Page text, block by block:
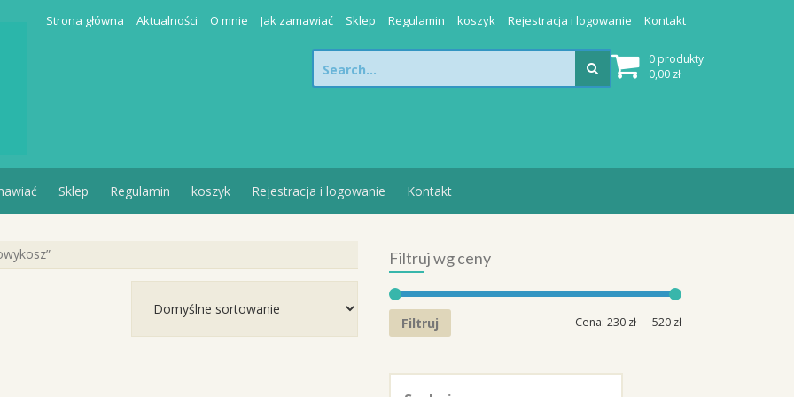
Strona główna Aktualności O mnie Jak zamawiać Sklep Regulamin koszyk Rejestracja i logowanie Kontakt
0 produkty
0,00 zł
Search
for:
Sklep Regulamin koszyk Rejestracja i logowanie Kontakt
Filtruj wg ceny
Cena
Cena
Filtruj Cena: 230 zł—520 zł